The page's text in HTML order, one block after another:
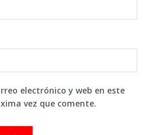
electrónico y web en este
vez que comente.